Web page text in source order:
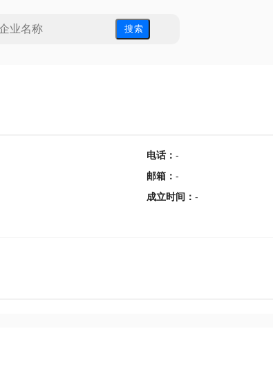
搜 索
电话： -
邮箱 ： -
成立时间 ： -